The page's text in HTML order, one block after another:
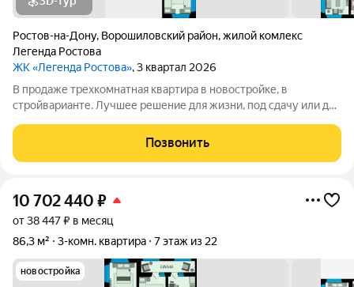
Ростов-на-Дону, Ворошиловский район,жилой комлекс
Легенда Ростова
ЖК «Легенда Ростова», 3 квартал 2026
В продаже трехкомнатная квартира в новостройке, в
стройварианте. Лучшее решение для жизни, под сдачу или для
метров, с раздельным санузлом, просторная прихожая, в
которой есть место и для
Позвонить
10 702 440 ₽
от 38 447 ₽ в месяц
86,3 м²
3-комн. квартира 7 этаж из 22
новостройка